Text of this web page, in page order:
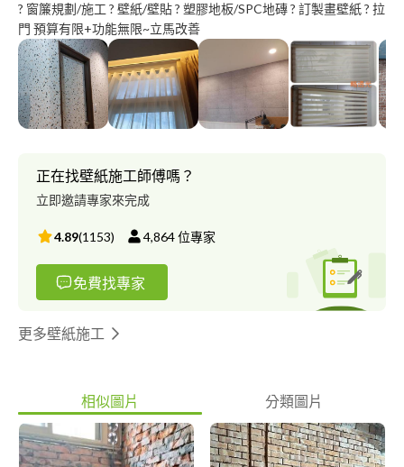
? 窗簾規劃/施工 ? 壁紙/壁貼 ? 塑膠地板/SPC地磚 ? 訂製畫壁紙 ? 拉
門 預算有限+功能無限~立馬改善
正在找壁紙施工師傅嗎？
立即邀請專家來完成
4.89(1153) 4,864位專家
免費找專家
更多壁紙施工
相似圖片 分類圖片